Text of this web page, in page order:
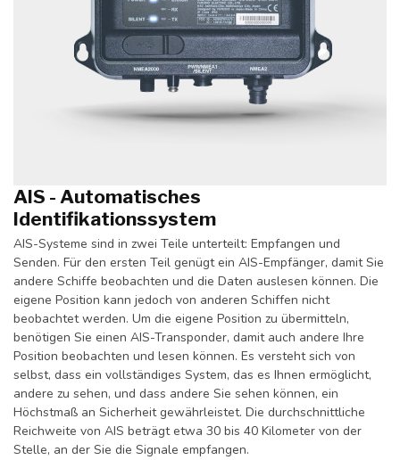
AIS - Automatisches
Identifikationssystem
AIS-Systeme sind in zwei Teile unterteilt: Empfangen und
Senden. Für den ersten Teil genügt ein AIS-Empfänger, damit Sie
andere Schiffe beobachten und die Daten auslesen können. Die
eigene Position kann jedoch von anderen Schiffen nicht
beobachtet werden. Um die eigene Position zu übermitteln,
benötigen Sie einen AIS-Transponder, damit auch andere Ihre
Position beobachten und lesen können. Es versteht sich von
selbst, dass ein vollständiges System, das es Ihnen ermöglicht,
andere zu sehen, und dass andere Sie sehen können, ein
Höchstmaß an Sicherheit gewährleistet. Die durchschnittliche
Reichweite von AIS beträgt etwa 30 bis 40 Kilometer von der
Stelle, an der Sie die Signale empfangen.